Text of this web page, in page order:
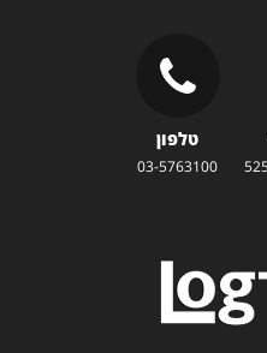
טלפון
03-5763100